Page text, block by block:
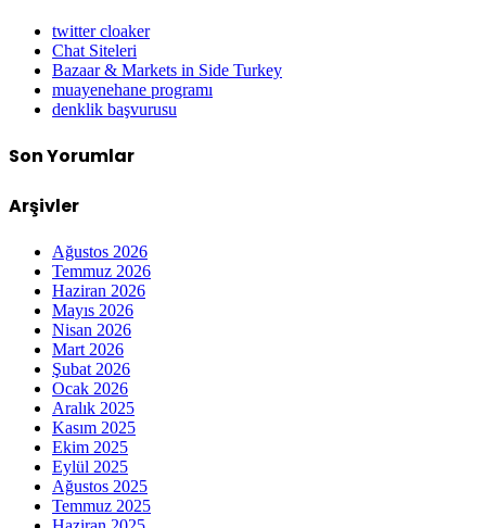
twitter cloaker
Chat Siteleri
Bazaar & Markets in Side Turkey
muayenehane programı
denklik başvurusu
Son Yorumlar
Arşivler
Ağustos 2026
Temmuz 2026
Haziran 2026
Mayıs 2026
Nisan 2026
Mart 2026
Şubat 2026
Ocak 2026
Aralık 2025
Kasım 2025
Ekim 2025
Eylül 2025
Ağustos 2025
Temmuz 2025